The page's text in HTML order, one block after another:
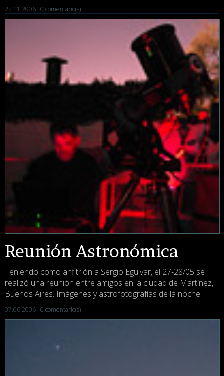
22.11.2006 · 0 comentario(s)
Reunión Astronómica
Teniendo como anfitrión a Sergio Eguivar, el 27-28/05 se
realizó una reunión entre amigos en la ciudad de Martínez,
Buenos Aires. Imágenes y astrofotografías de la noche.
07.06.2006 · 0 comentario(s)